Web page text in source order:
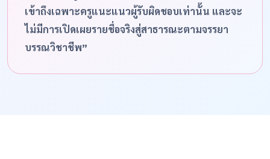
เข้าถึงเฉพาะครูแนะแนวผู้รับผิดชอบเท่านั้น และจะ
ไม่มีการเปิดเผยรายชื่อจริงสู่สาธารณะตามจรรยา
บรรณวิชาชีพ”